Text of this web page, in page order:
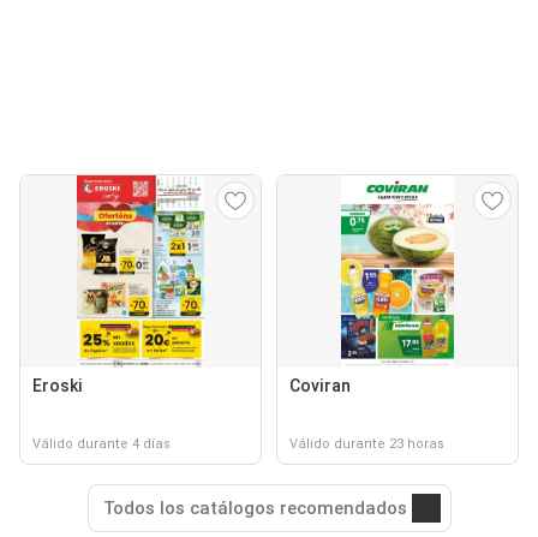
Eroski
Válido durante 4 días
Coviran
Válido durante 23 horas
Todos los catálogos recomendados